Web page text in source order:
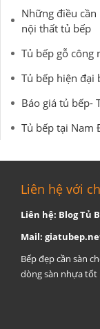
Những điều
nội thất tủ bếp
Tủ bếp gỗ công
Tủ bếp hiện đại
Báo giá tủ bếp-
Tủ bếp tại Nam
Liên hệ với
Liên hệ: Blog Tủ
Mail:
Bếp đẹp cần sàn
dòng sàn nhựa tốt